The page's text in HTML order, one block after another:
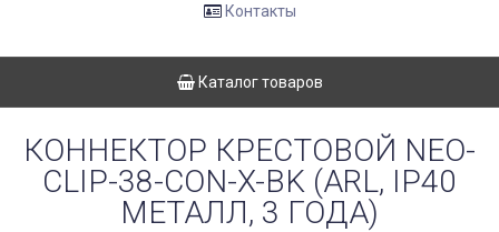
Контакты
Каталог товаров
КОННЕКТОР КРЕСТОВОЙ NEO-
CLIP-38-CON-X-BK (ARL, IP40
МЕТАЛЛ, 3 ГОДА)